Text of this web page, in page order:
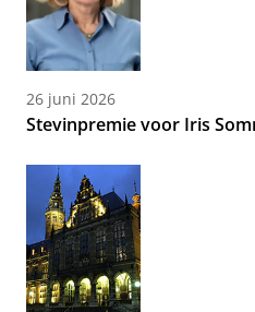
26 juni 2026
Stevinpremie voor Iris